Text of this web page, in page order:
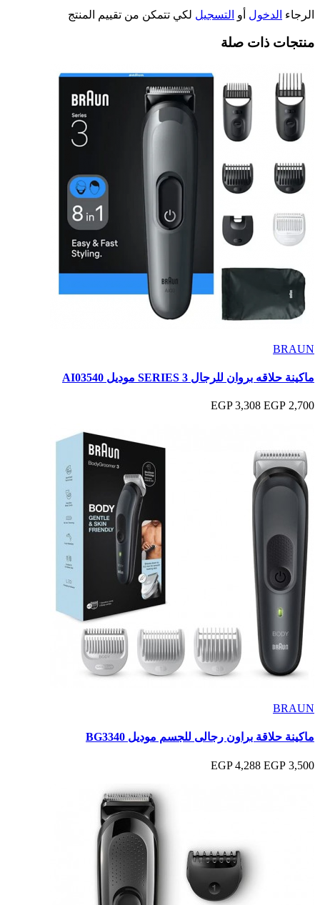
الرجاء الدخول أو التسجيل لكي تتمكن من تقييم المنتج
منتجات ذات صلة
BRAUN
ماكينة حلاقه بروان للرجال SERIES 3 موديل AI03540
2,700 EGP
3,308 EGP
BRAUN
ماكينة حلاقة براون رجالى للجسم موديل BG3340
3,500 EGP
4,288 EGP